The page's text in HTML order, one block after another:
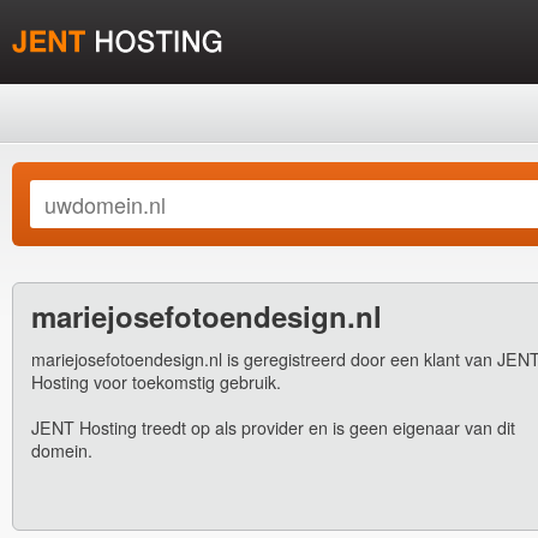
mariejosefotoendesign.nl
mariejosefotoendesign.nl is geregistreerd door een klant van
Hosting voor toekomstig gebruik.
JENT Hosting treedt op als provider en is geen eigenaar van dit
domein.